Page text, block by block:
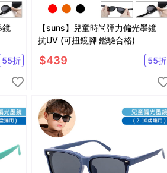
鏡
55折
【suns】兒童時尚彈力偏光墨鏡
抗UV (可扭鏡腳 鑑驗合格)
$439 55折